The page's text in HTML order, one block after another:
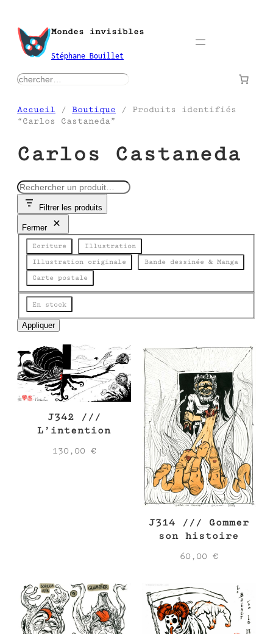
contenu
Mondes invisibles
Stéphane Bouillet
rechercher
Accueil / Boutique / Produits identifiés
“Carlos Castaneda”
Carlos Castaneda
R
e
e
Filtrer les produits
Fermer
Catégorie
Ecriture
Illustration
Illustration originale
Bande dessinée & Manga
Carte postale
État
En stock
Appliquer
J342 ///
L’intention
130,00 €
J314 /// Gommer
son histoire
60,00 €